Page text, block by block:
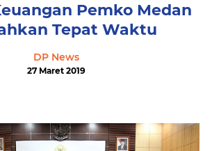
Pemko Medan
Tepat Waktu
DP News
27 Maret 2019